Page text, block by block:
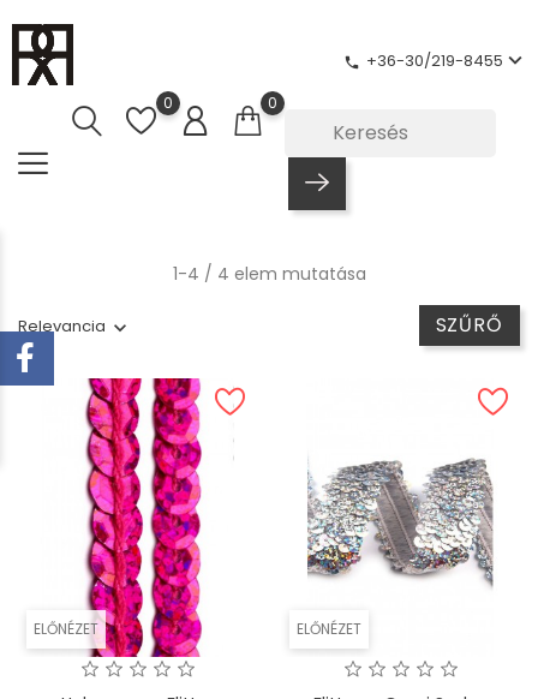
phone +36-30/219-8455
0 0
Relevancia SZŰRŐ
1-4 / 4 elem mutatása
ELŐNÉZET ELŐNÉZET